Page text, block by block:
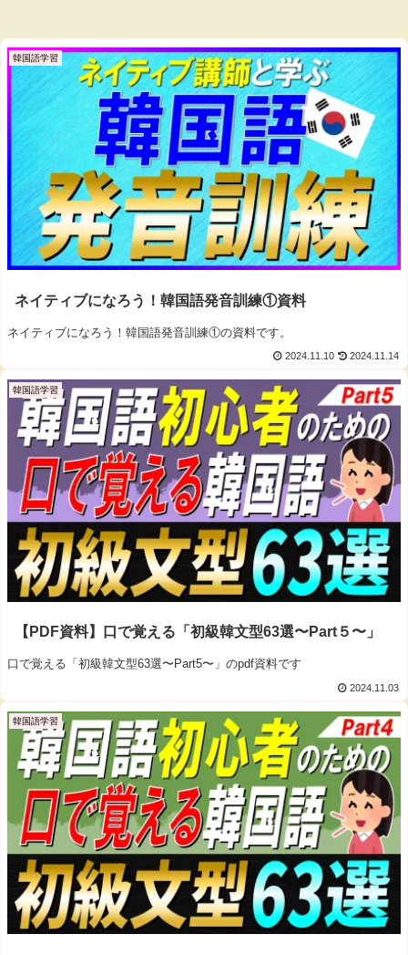
韓国語学習
ネイティブになろう！韓国語発音訓練①資料
ネイティブになろう！韓国語発音訓練①の資料です。
2024.11.10 2024.11.14
韓国語学習
【PDF資料】口で覚える「初級韓文型63選〜Part５〜」
口で覚える「初級韓文型63選〜Part5〜」のpdf資料です
2024.11.03
韓国語学習